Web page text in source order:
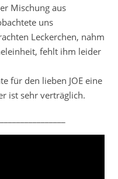
Mischung aus
uns
Leckerchen, nahm
fehlt ihm leider
für den lieben JOE eine
ist sehr verträglich.